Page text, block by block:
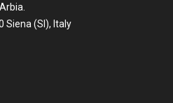
Siena (SI), Italy